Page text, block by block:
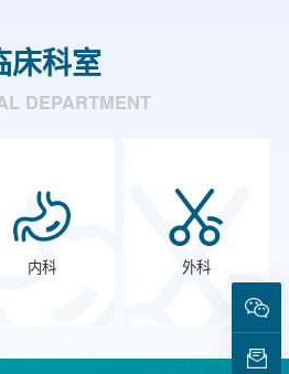
床科室
DEPARTMENT
内科 外科